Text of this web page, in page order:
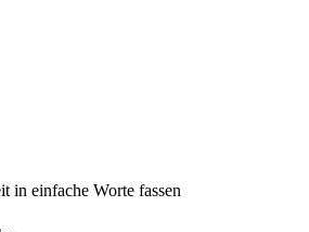
in einfache Worte fassen